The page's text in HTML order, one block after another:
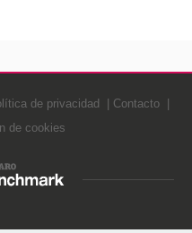
de privacidad
Contacto
de cookies